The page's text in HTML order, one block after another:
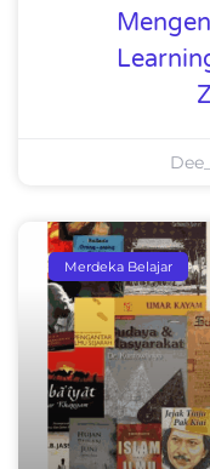
Merdeka Belajar